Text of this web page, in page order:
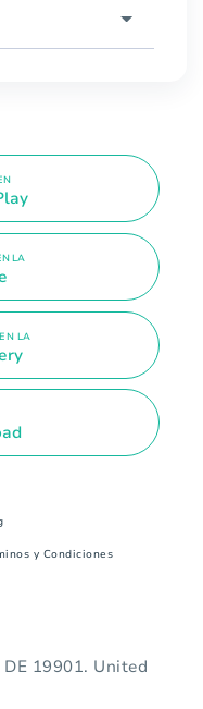
LA
LA
y Condiciones
19901. United